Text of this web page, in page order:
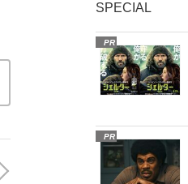
SPECIAL
PR
PR